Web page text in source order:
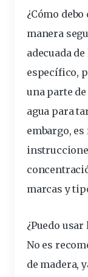
¿Cómo
manera
adecuada
específico,
una parte
agua para
embargo,
marcas y
¿Puedo
No es
de madera,